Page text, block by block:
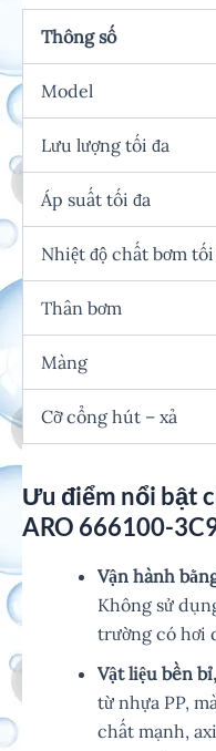
Thông số
Model
Lưu lượng tối đa
Áp suất tối đa
Nhiệt độ chất bơm tối
Thân bơm
Màng
Cỡ cổng hút – xả
Ưu điểm nổi bật
ARO 666100-
Vận hành
Không sử
trường có hơi
Vật liệu bền
từ nhựa PP,
chất mạnh,